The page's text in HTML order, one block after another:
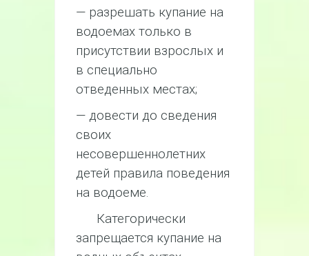
— разрешать купание на
водоемах только в
присутствии взрослых и
в специально
отведенных местах;
— довести до сведения
своих
несовершеннолетних
детей правила поведения
на водоеме.
Категорически
запрещается купание на